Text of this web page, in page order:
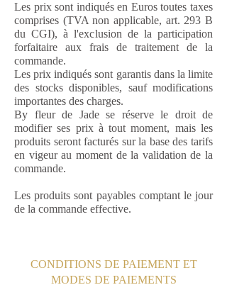
Les prix sont indiqués en Euros toutes taxes
comprises (TVA non applicable, art. 293 B
du CGI), à l'exclusion de la participation
forfaitaire aux frais de traitement de la
commande.
Les prix indiqués sont garantis dans la limite
des stocks disponibles, sauf modifications
importantes des charges.
By fleur de Jade se réserve le droit de
modifier ses prix à tout moment, mais les
produits seront facturés sur la base des tarifs
en vigeur au moment de la validation de la
commande.
Les produits sont payables comptant le jour
de la commande effective.
CONDITIONS DE PAIEMENT ET
MODES DE PAIEMENTS